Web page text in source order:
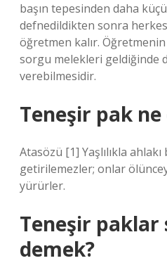
başın tepesinden daha
defnedildikten sonra herkes
öğretmen kalır. Öğretmenin
sorgu melekleri geldiğinde
verebilmesidir.
Teneşir pak ne
Atasözü [1] Yaşlılıkla
getirilemezler; onlar
yürürler.
Teneşir paklar
demek?